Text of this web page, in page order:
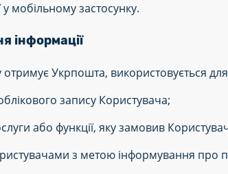
у мобільному застосунку.
інформації
отримує Укрпошта, використовується
запису Користувача;
або функції, яку замовив
з метою інформування про